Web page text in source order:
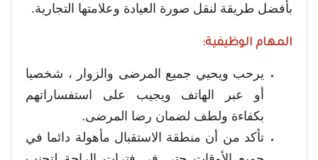
بأفضل طريقة لنقل صورة العيادة وعلامتها التجارية.
المهام الوظيفية:
يرحب ويحيي جميع المرضى والزوار ، شخصيا
أو عبر الهاتف ويجيب على استفساراتهم
بكفاءة ولطف لضمان رضا المرضى.
تأكد من أن منطقة الاستقبال مأهولة دائما في